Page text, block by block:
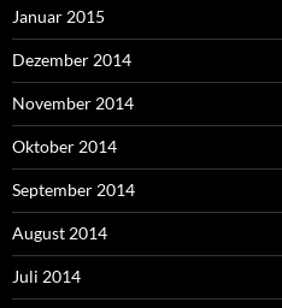
Januar 2015
Dezember 2014
November 2014
Oktober 2014
September 2014
August 2014
Juli 2014